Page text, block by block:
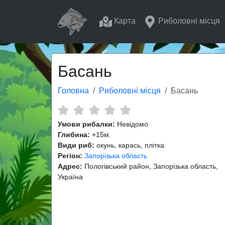
Карта Риболовні місця
Басань
Головна Риболовні місця Басань
Умови рибалки: Невідомо
Глибина: +15м.
Види риб: окунь, карась, плітка
Регіон: Запорізька область
Адрес: Пологівський район, Запорізька область,
Україна